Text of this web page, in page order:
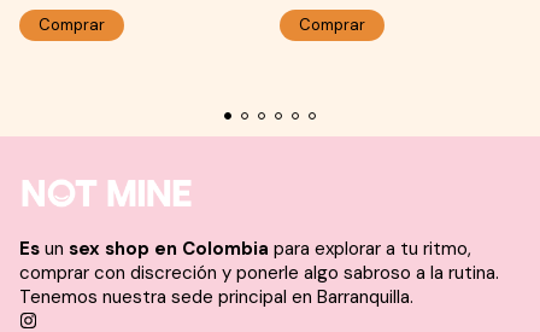
Es un sex shop en Colombia para explorar a tu ritmo,
comprar con discreción y ponerle algo sabroso a la rutina.
Tenemos nuestra sede principal en Barranquilla.